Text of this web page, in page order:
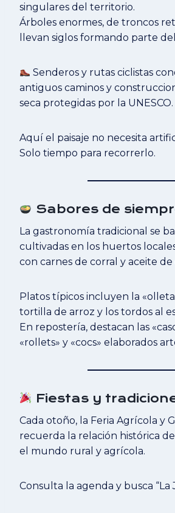
singulares del territorio.
Árboles enormes, de troncos
llevan siglos formando parte
Senderos y rutas ciclistas
antiguos caminos y
seca protegidas por la UNESCO.
Aquí el paisaje no necesita
Solo tiempo para recorrerlo.
Sabores de
La gastronomía tradicional se
cultivadas en los huertos
con carnes de corral y aceite de
Platos típicos incluyen la
tortilla de arroz y los tordos al
En repostería, destacan las
«rollets» y «cocs» elaborados
Fiestas y
Cada otoño, la Feria Agrícola y
recuerda la relación histórica
el mundo rural y agrícola.
Consulta la agenda y busca “La